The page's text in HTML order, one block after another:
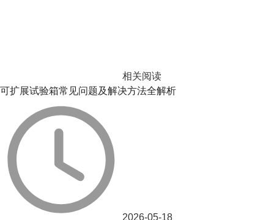
相关阅读
可扩展试验箱常见问题及解决方法全解析
2026-05-18